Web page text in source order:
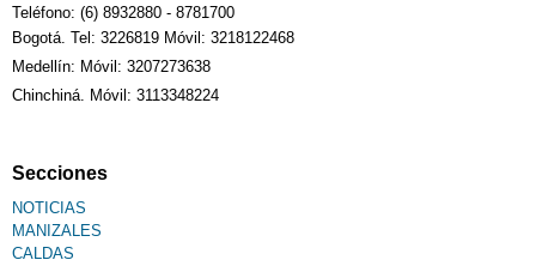
Teléfono: (6) 8932880 - 8781700
Bogotá. Tel: 3226819 Móvil: 3218122468
Medellín: Móvil: 3207273638
Chinchiná. Móvil: 3113348224
Secciones
NOTICIAS
MANIZALES
CALDAS